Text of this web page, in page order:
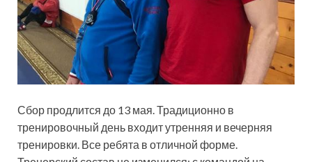
Сбор продлится до 13 мая. Традиционно в
тренировочный день входит утренняя и вечерняя
тренировки. Все ребята в отличной форме.